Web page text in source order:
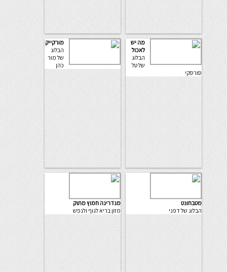
מה יש
לאכול
הבלוג
של טל
סורסקי
מורקייק
הבלוג
של מור
כהן
מטבחונט
הבלוג של דפני
מנדרינה חמוץ מתוק
מזון בריא לגוף ולנפש